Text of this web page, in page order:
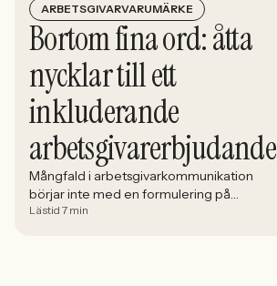
ARBETSGIVARVARUMÄRKE
Bortom fina ord: åtta
nycklar till ett
inkluderande
arbetsgivarerbjudande
Mångfald i arbetsgivarkommunikation
börjar inte med en formulering på
karriärsidan. Den börjar i hur rekryteringen
Lästid 7 min